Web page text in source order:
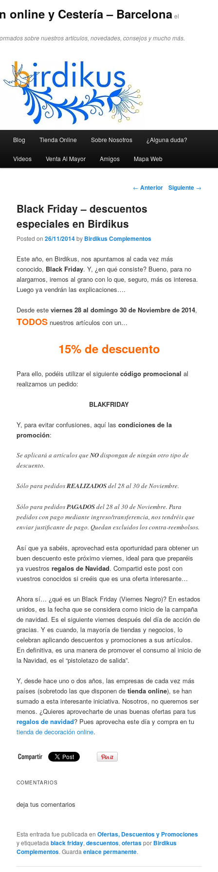
online y Cestería – Barcelona el
sobre nuestros artículos, novedades, consejos y mucho más.
Ir al contenido principal
Ir al contenido secundario
Blog Tienda Online Sobre Nosotros ¿Alguna duda?
Videos Venta Al Mayor Amigos Mapa Web
Navegador de artículos
← Anterior Siguiente →
Black Friday – descuentos
especiales en Birdikus
Posted on26/11/2014by Birdikus Complementos
Este año, en Birdikus, nos apuntamos al cada vez más
conocido, Black Friday. Y, ¿en qué consiste? Bueno, para no
alargarnos, iremos al grano con lo que, seguro, más os interesa.
Luego ya vendrán las explicaciones….
Desde esteviernes 28 al domingo 30 de Noviembre de 2014,
TODOS nuestros artículos con un…
15% de descuento
Para ello, podéis utilizar el siguientecódigo promocional al
realizarnos un pedido:
BLAKFRIDAY
Y, para evitar confusiones, aquí lascondiciones de la
promoción:
Se aplicará a artículos queNOdispongan de ningún otro tipo de
descuento.
Sólo para pedidosREALIZADOSdel 28 al 30 de Noviembre.
Sólo para pedidosPAGADOSdel 28 al 30 de Noviembre. Para
pedidos con pago mediante ingreso/transferencia, nos tendréis que
enviar justificante de pago. Quedan excluidos los contra-reembolsos.
Así que ya sabéis, aprovechad esta oportunidad para obtener un
buen descuento este próximo viernes, ideal para que preparéis
ya vuestrosregalos de Navidad. Compartid este post con
vuestros conocidos si creéis que es una oferta interesante…
Ahora sí… ¿qué es un Black Friday (Viernes Negro)? En estados
unidos, es la fecha que se considera como inicio de la campaña
de navidad. Es el siguiente viernes después del día de acción de
gracias. Y es cuando, la mayoría de tiendas y negocios, lo
celebran aplicando descuentos y promociones a sus artículos.
En definitiva, es una manera de promover el consumo al inicio de
la Navidad, es el “pistoletazo de salida”.
Y, desde hace uno o dos años, las empresas de cada vez más
países (sobretodo las que disponen detienda online), se han
sumado a esta interesante iniciativa. Nosotros, no queremos ser
menos. ¿Quieres aprovecharte de unas buenas ofertas para tus
regalos de navidad? Pues aprovecha este día y compra en tu
tienda de decoración online.
COMENTARIOS
deja tus comentarios
Esta entrada fue publicada enOfertas, Descuentos y Promociones
y etiquetadablack friday,descuentos,ofertaspor Birdikus
Complementos. Guardaenlace permanente.